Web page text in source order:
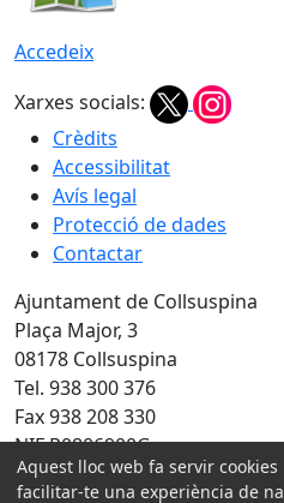
Accedeix
Xarxes socials:
Crèdits
Accessibilitat
Avís legal
Protecció de dades
Contactar
Ajuntament de Collsuspina
Plaça Major, 3
08178 Collsuspina
Tel. 938 300 376
Fax 938 208 330
NIF P0806900G
Amb la col·laboració de:
Aquest lloc web fa servir
facilitar-te una experiència de